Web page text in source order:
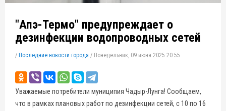
"Апэ-Термо" предупреждает о
дезинфекции водопроводных сетей
/ Последние новости города / Понедельник, 09 июня 2025 20:55
Уважаемые потребители муниципия Чадыр-Лунга! Сообщаем,
что в рамках плановых работ по дезинфекции сетей, с 10 по 16